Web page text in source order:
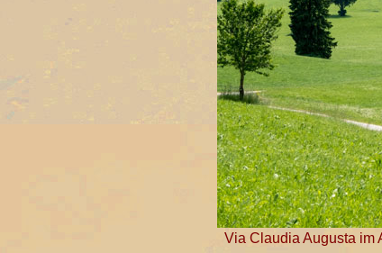
Via Claudia Augusta im